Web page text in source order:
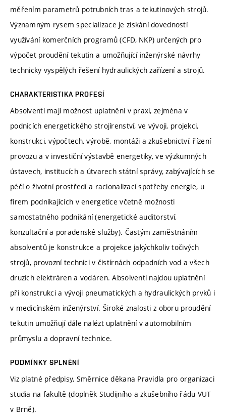
měřením parametrů potrubních tras a tekutinových strojů.
Významným rysem specializace je získání dovedností
využívání komerčních programů (CFD, NKP) určených pro
výpočet proudění tekutin a umožňující inženýrské návrhy
technicky vyspělých řešení hydraulických zařízení a strojů.
CHARAKTERISTIKA PROFESÍ
Absolventi mají možnost uplatnění v praxi, zejména v
podnicích energetického strojírenství, ve vývoji, projekci,
konstrukci, výpočtech, výrobě, montáži a zkušebnictví, řízení
provozu a v investiční výstavbě energetiky, ve výzkumných
ústavech, institucích a útvarech státní správy, zabývajících se
péčí o životní prostředí a racionalizací spotřeby energie, u
firem podnikajících v energetice včetně možnosti
samostatného podnikání (energetické auditorství,
konzultační a poradenské služby). Častým zaměstnáním
absolventů je konstrukce a projekce jakýchkoliv točivých
strojů, provozní technici v čistírnách odpadních vod a všech
druzích elektráren a vodáren. Absolventi najdou uplatnění
při konstrukci a vývoji pneumatických a hydraulických prvků i
v medicínském inženýrství. Široké znalosti z oboru proudění
tekutin umožňují dále nalézt uplatnění v automobilním
průmyslu a dopravní technice.
PODMÍNKY SPLNĚNÍ
Viz platné předpisy, Směrnice děkana Pravidla pro organizaci
studia na fakultě (doplněk Studijního a zkušebního řádu VUT
v Brně).